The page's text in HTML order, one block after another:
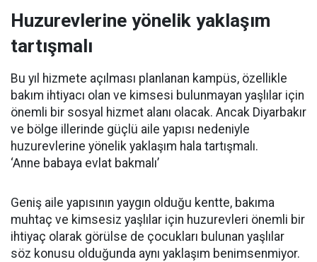
Huzurevlerine yönelik yaklaşım
tartışmalı
Bu yıl hizmete açılması planlanan kampüs, özellikle
bakım ihtiyacı olan ve kimsesi bulunmayan yaşlılar için
önemli bir sosyal hizmet alanı olacak. Ancak Diyarbakır
ve bölge illerinde güçlü aile yapısı nedeniyle
huzurevlerine yönelik yaklaşım hala tartışmalı.
‘Anne babaya evlat bakmalı’
Geniş aile yapısının yaygın olduğu kentte, bakıma
muhtaç ve kimsesiz yaşlılar için huzurevleri önemli bir
ihtiyaç olarak görülse de çocukları bulunan yaşlılar
söz konusu olduğunda aynı yaklaşım benimsenmiyor.